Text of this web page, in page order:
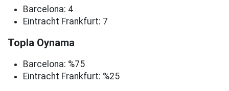
Barcelona: 4
Eintracht Frankfurt: 7
Topla Oynama
Barcelona: %75
Eintracht Frankfurt: %25